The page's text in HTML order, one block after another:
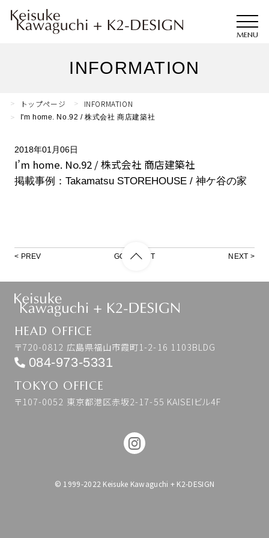
INFORMATION
トップページ INFORMATION
I'm home. No.92 / 株式会社 商店建築社
2018年01月06日
I’m home. No.92 / 株式会社 商店建築社
掲載事例：Takamatsu STOREHOUSE / 神ケ谷の家
PREV GO TO LIST NEXT
HEAD OFFICE
〒720-0812 広島県福山市霞町1-2-16 1103BLDG
084-973-5331
TOKYO OFFICE
〒107-0052 東京都港区赤坂2-17-55 KAISEIビル4F
© 1999-2022 Keisuke Kawaguchi + K2-DESIGN